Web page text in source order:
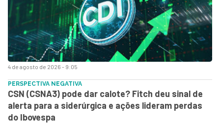
4 de agosto de 2026 - 9:05
PERSPECTIVA NEGATIVA
CSN (CSNA3) pode dar calote? Fitch deu sinal de
alerta para a siderúrgica e ações lideram perdas
do Ibovespa